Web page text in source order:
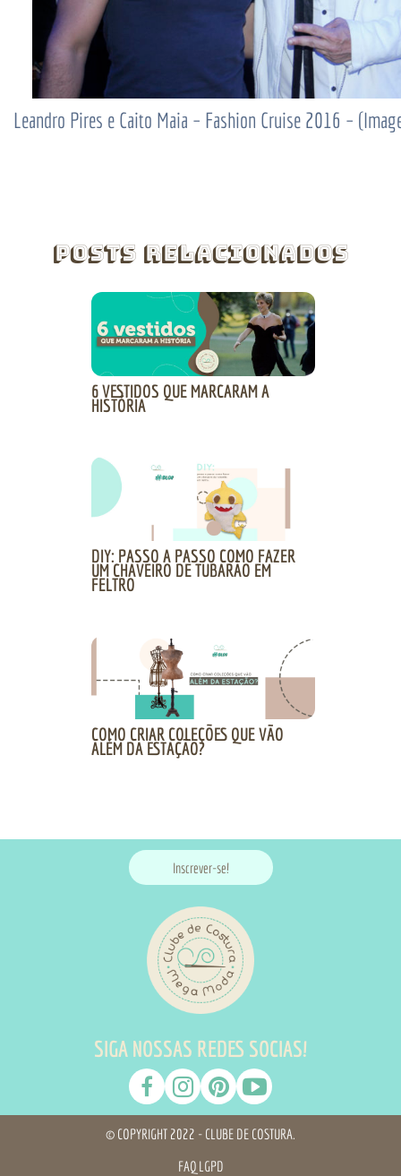
Leandro Pires e Caito Maia – Fashion Cruise 2016 –
Posts Relacionados
6 VESTIDOS QUE MARCARAM A
HISTÓRIA
DIY: PASSO A PASSO COMO FAZER
UM CHAVEIRO DE TUBARÃO EM
FELTRO
COMO CRIAR COLEÇÕES QUE VÃO
ALÉM DA ESTAÇÃO?
Inscrever-se!
SIGA NOSSAS REDES SOCIAS!
© COPYRIGHT 2022 - CLUBE DE COSTURA.
FAQ LGPD